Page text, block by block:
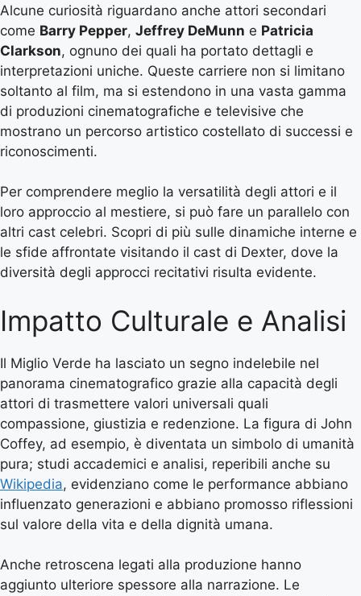
Alcune curiosità riguardano anche attori secondari
come Barry Pepper, Jeffrey DeMunn e Patricia
Clarkson, ognuno dei quali ha portato dettagli e
interpretazioni uniche. Queste carriere non si limitano
soltanto al film, ma si estendono in una vasta gamma
di produzioni cinematografiche e televisive che
mostrano un percorso artistico costellato di successi e
riconoscimenti.
Per comprendere meglio la versatilità degli attori e il
loro approccio al mestiere, si può fare un parallelo con
altri cast celebri. Scopri di più sulle dinamiche interne e
le sfide affrontate visitando il cast di Dexter, dove la
diversità degli approcci recitativi risulta evidente.
Impatto Culturale e Analisi
Il Miglio Verde ha lasciato un segno indelebile nel
panorama cinematografico grazie alla capacità degli
attori di trasmettere valori universali quali
compassione, giustizia e redenzione. La figura di John
Coffey, ad esempio, è diventata un simbolo di umanità
pura; studi accademici e analisi, reperibili anche su
Wikipedia, evidenziano come le performance abbiano
influenzato generazioni e abbiano promosso riflessioni
sul valore della vita e della dignità umana.
Anche retroscena legati alla produzione hanno
aggiunto ulteriore spessore alla narrazione. Le